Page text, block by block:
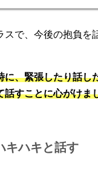
スで、今後の抱負を
に、緊張したり話し
話すことに心がけま
ハキと話す